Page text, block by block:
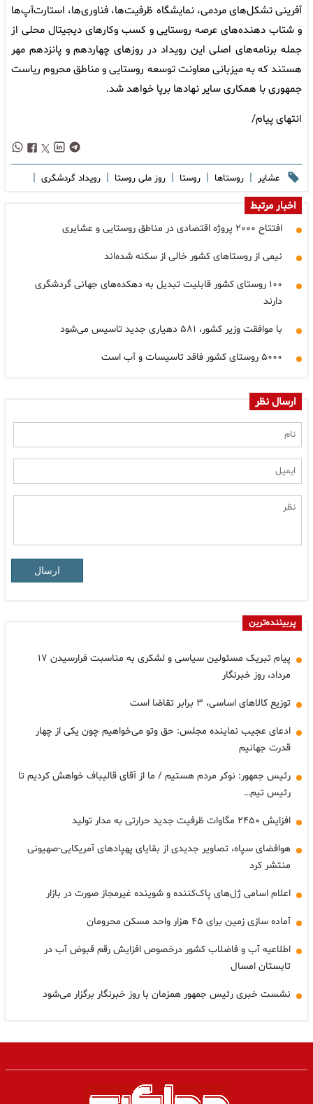
آفرینی تشکل‌های مردمی، نمایشگاه ظرفیت‌ها، فناوری‌ها، استارت‌آپ‌ها
و شتاب دهنده‌های عرصه روستایی و کسب وکارهای دیجیتال محلی از
جمله برنامه‌های اصلی این رویداد در روزهای چهاردهم و پانزدهم مهر
هستند که به میزبانی معاونت توسعه روستایی و مناطق محروم ریاست
جمهوری با همکاری سایر نهادها برپا خواهد شد.
انتهای پیام/
عشایر | روستاها | روستا | روز ملی روستا | رویداد گردشگری |
اخبار مرتبط
افتتاح ۲۰۰۰ پروژه اقتصادی در مناطق روستایی و عشایری
نیمی از روستاهای کشور خالی از سکنه شده‌اند
۱۰۰ روستای کشور قابلیت تبدیل به دهکده‌های جهانی گردشگری
دارند
با موافقت وزیر کشور، ۵۸۱ دهیاری جدید تاسیس می‌شود
۵۰۰۰ روستای کشور فاقد تاسیسات و آب است
ارسال نظر
ارسال
پربیننده‌ترین
پیام تبریک مسئولین سیاسی و لشکری به مناسبت فرارسیدن ۱۷
مرداد، روز خبرنگار
توزیع کالاهای اساسی، ۳ برابر تقاضا است
ادعای عجیب نماینده مجلس: حق وتو می‌خواهیم چون یکی از چهار
قدرت جهانیم
رئیس جمهور: نوکر مردم هستیم / ما از آقای قالیباف خواهش کردیم تا
رئیس تیم…
افزایش ۲۴۵۰ مگاوات ظرفیت جدید حرارتی به مدار تولید
هوافضای سپاه، تصاویر جدیدی از بقایای پهپادهای آمریکایی-صهیونی
منتشر کرد
اعلام اسامی ژل‌های پاک‌کننده و شوینده غیرمجاز صورت در بازار
آماده سازی زمین برای ۴۵ هزار واحد مسکن محرومان
اطلاعیه آب و فاضلاب کشور درخصوص افزایش رقم قبوض آب در
تابستان امسال
نشست خبری رئیس جمهور همزمان با روز خبرنگار برگزار می‌شود